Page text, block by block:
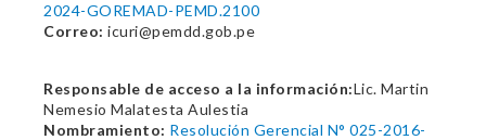
2024-GOREMAD-PEMD.2100
Correo: icuri@pemdd.gob.pe
Responsable de acceso a la información:Lic. Martin
Nemesio Malatesta Aulestia
Nombramiento: Resolución Gerencial N° 025-2016-